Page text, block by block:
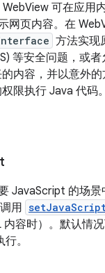
可在应用
网页内容。在
方法实现
等安全问题，或
内容，并以意外的
限执行 Java 代码。
JavaScript 的场
用
内容时）。默认情
。